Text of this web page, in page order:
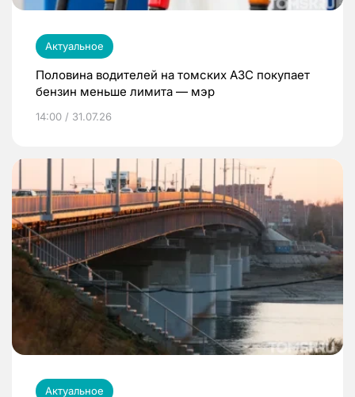
Актуальное
Половина водителей на томских АЗС покупает
бензин меньше лимита — мэр
14:00 / 31.07.26
Актуальное